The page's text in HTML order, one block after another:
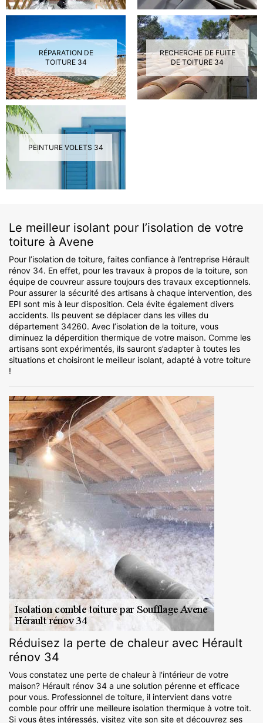
RÉPARATION DE
TOITURE 34
RECHERCHE DE FUITE
DE TOITURE 34
PEINTURE VOLETS 34
Le meilleur isolant pour l’isolation de votre
toiture à Avene
Pour l’isolation de toiture, faites confiance à l’entreprise Hérault
rénov 34. En effet, pour les travaux à propos de la toiture, son
équipe de couvreur assure toujours des travaux exceptionnels.
Pour assurer la sécurité des artisans à chaque intervention, des
EPI sont mis à leur disposition. Cela évite également divers
accidents. Ils peuvent se déplacer dans les villes du
département 34260. Avec l’isolation de la toiture, vous
diminuez la déperdition thermique de votre maison. Comme les
artisans sont expérimentés, ils sauront s’adapter à toutes les
situations et choisiront le meilleur isolant, adapté à votre toiture
!
Réduisez la perte de chaleur avec Hérault
rénov 34
Vous constatez une perte de chaleur à l'intérieur de votre
maison? Hérault rénov 34 a une solution pérenne et efficace
pour vous. Professionnel de toiture, il intervient dans votre
comble pour offrir une meilleure isolation thermique à votre toit.
Si vous êtes intéressés, visitez vite son site et découvrez ses